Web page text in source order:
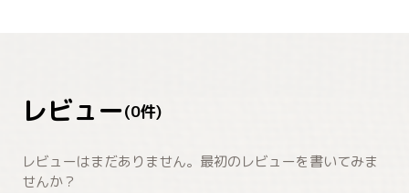
レビュー(0件)
レビューはまだありません。最初のレビューを書いてみま
せんか？